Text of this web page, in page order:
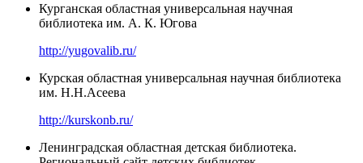
Курганская областная универсальная научная
библиотека им. А. К. Югова
http://yugovalib.ru/
Курская областная универсальная научная библиотека
им. Н.Н.Асеева
http://kurskonb.ru/
Ленинградская областная детская библиотека.